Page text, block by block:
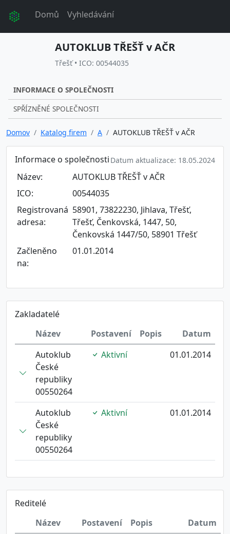
Domů Vyhledávání
AUTOKLUB TŘEŠŤ v AČR
Třešť • ICO: 00544035
INFORMACE O SPOLEČNOSTI
SPŘÍZNĚNÉ SPOLEČNOSTI
Domov Katalog firem A AUTOKLUB TŘEŠŤ v AČR
Informace o společnosti Datum aktualizace: 18.05.2024
Název:
AUTOKLUB TŘEŠŤ v AČR
ICO:
00544035
Registrovaná
adresa:
58901, 73822230, Jihlava, Třešť,
Třešť, Čenkovská, 1447, 50,
Čenkovská 1447/50, 58901 Třešť
Začleněno
na:
01.01.2014
Zakladatelé
Název
Postavení Popis
Datum
Autoklub
České
republiky
00550264
Aktivní 01.01.2014
Autoklub
České
republiky
00550264
Aktivní 01.01.2014
Reditelé
Název
Postavení Popis
Datum